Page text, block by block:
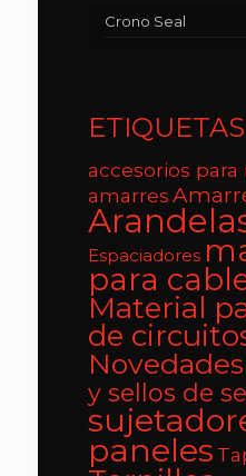
Crono Seal
ETIQUETAS
accesorios
amarres
Espaciadores
para
Material
de
Novedades
y sellos de
paneles